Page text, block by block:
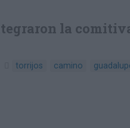
la
torrijos camino